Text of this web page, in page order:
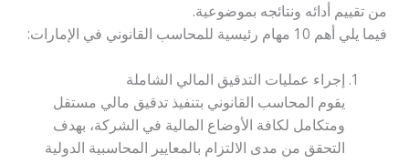
من تقييم أدائه ونتائجه بموضوعية.
فيما يلي أهم 10 مهام رئيسية للمحاسب القانوني في الإمارات:
إجراء عمليات التدقيق المالي الشاملة
يقوم المحاسب القانوني بتنفيذ تدقيق مالي مستقل
ومتكامل لكافة الأوضاع المالية في الشركة، بهدف
التحقق من مدى الالتزام بالمعايير المحاسبية الدولية